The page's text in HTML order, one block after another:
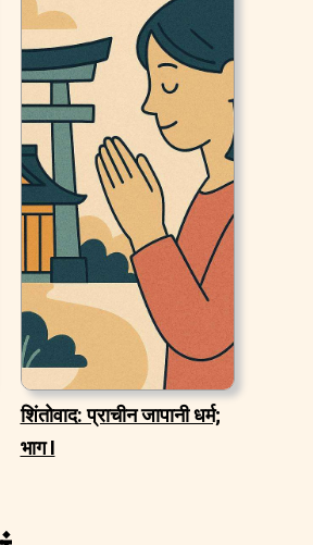
शिंतोवाद: प्राचीन जापानी धर्म;
भाग I